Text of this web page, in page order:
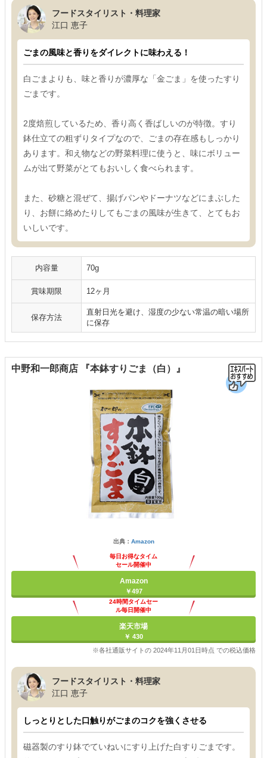
フードスタイリスト・料理家
江口 恵子
ごまの風味と香りをダイレクトに味わえる！
白ごまよりも、味と香りが濃厚な「金ごま」を使ったすり
ごまです。
2度焙煎しているため、香り高く香ばしいのが特徴。すり
鉢仕立ての粗ずりタイプなので、ごまの存在感もしっかり
あります。和え物などの野菜料理に使うと、味にボリュー
ムが出て野菜がとてもおいしく食べられます。
また、砂糖と混ぜて、揚げパンやドーナツなどにまぶした
り、お餅に絡めたりしてもごまの風味が生きて、とてもお
いしいです。
内容量 70g
賞味期限 12ヶ月
保存方法
直射日光を避け、湿度の少ない常温の暗い場所
に保存
中野和一郎商店 『本鉢すりごま（白）』
出典： Amazon
毎日お得なタイム
セール開催中
Amazon
￥497
24時間タイムセー
ル毎日開催中
楽天市場
￥ 430
※各社通販サイトの 2024年11月01日時点 での税込価格
フードスタイリスト・料理家
江口 恵子
しっとりとした口触りがごまのコクを強くさせる
磁器製のすり鉢でていねいにすり上げた白すりごまです。